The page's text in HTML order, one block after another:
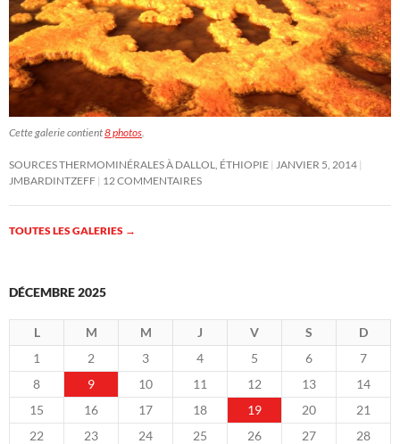
Cette galerie contient8 photos
SOURCES THERMOMINÉRALES À DALLOL, ÉTHIOPIE
JANVIER 5, 2014
JMBARDINTZEFF 12 COMMENTAIRES
TOUTES LES GALERIES →
DÉCEMBRE 2025
L M M J V S
D
1
2 3 4 5 6
7
8
9 10 11 12 13
14
15
16 17 18 19 20
21
22
23 24 25 26 27
28